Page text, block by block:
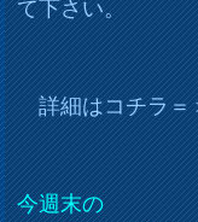
て下さい。
詳細はコチラ
今週末の